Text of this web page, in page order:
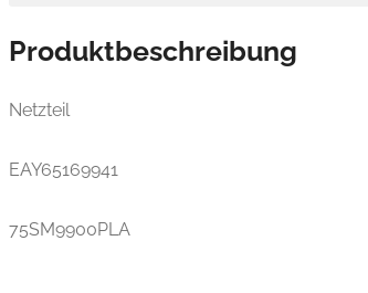
Produktbeschreibung
Netzteil
EAY65169941
75SM9900PLA